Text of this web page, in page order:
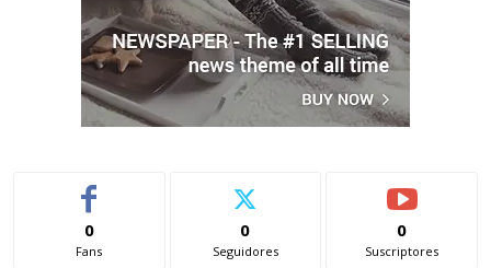
0
Fans
0
Seguidores
0
Suscriptores